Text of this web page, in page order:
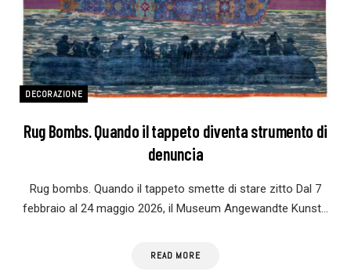
DECORAZIONE
Rug Bombs. Quando il tappeto diventa strumento di
denuncia
Rug bombs. Quando il tappeto smette di stare zitto Dal 7
febbraio al 24 maggio 2026, il Museum Angewandte Kunst…
READ MORE